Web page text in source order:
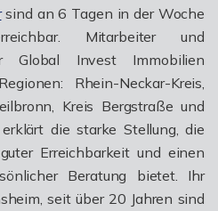
sind an 6 Tagen in der Woche
Mitarbeiter und
Invest Immobilien
Rhein-Neckar-Kreis,
Kreis Bergstraße und
die starke Stellung, die
Erreichbarkeit und einen
Beratung bietet. Ihr
seit über 20 Jahren sind